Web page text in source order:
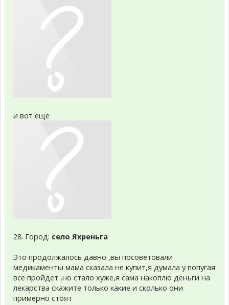
и вот еще
28. Город: село Яхреньга
Это продолжалось давно ,вы посоветовали
медикаменты мама сказала не купит,я думала у попугая
все пройдет ,но стало хуже,я сама накоплю деньги на
лекарства скажите только какие и сколько они
примерно стоят